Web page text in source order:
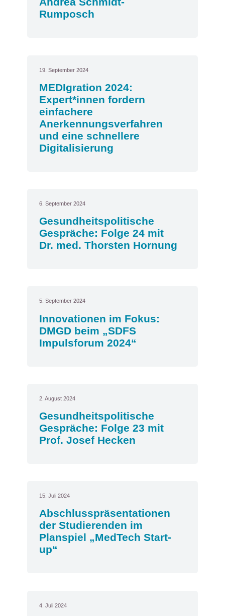
Rumposch
19. September 2024
MEDIgration 2024:
Expert*innen fordern
einfachere
Anerkennungsverfahren
und eine schnellere
Digitalisierung
6. September 2024
Gesundheitspolitische
Gespräche: Folge 24 mit
Dr. med. Thorsten Hornung
5. September 2024
Innovationen im Fokus:
DMGD beim „SDFS
Impulsforum 2024“
2. August 2024
Gesundheitspolitische
Gespräche: Folge 23 mit
Prof. Josef Hecken
15. Juli 2024
Abschlusspräsentationen
der Studierenden im
Planspiel „MedTech Start-
up“
4. Juli 2024